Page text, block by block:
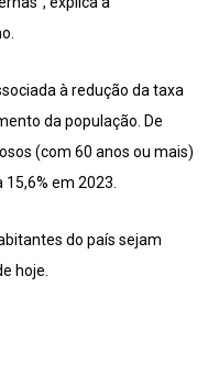
à redução da taxa
da população. De
(com 60 anos ou mais)
15,6% em 2023.
do país sejam
hoje.